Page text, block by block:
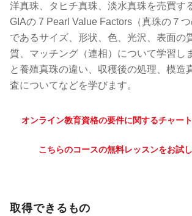
洋真珠、タヒチ真珠、淡水真珠を売買す
GIAの 7 Pearl Value Factors（真珠の７つ
であるサイズ、形状、色、光沢、表面の
質、マッチング（連相）について学習し
と養殖真珠の違い、収穫後の処理、模造
査についてなどを学びます。
オンライン教育資格の要件に関するチャー
こちらのコースの無料レッスンをお試し
取得できるもの